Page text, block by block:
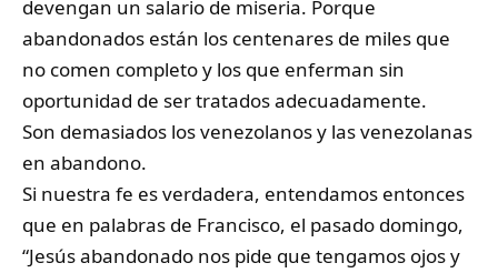
devengan un salario de miseria. Porque
abandonados están los centenares de miles que
no comen completo y los que enferman sin
oportunidad de ser tratados adecuadamente.
Son demasiados los venezolanos y las venezolanas
en abandono.
Si nuestra fe es verdadera, entendamos entonces
que en palabras de Francisco, el pasado domingo,
“Jesús abandonado nos pide que tengamos ojos y